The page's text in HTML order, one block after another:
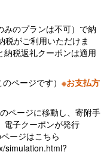
のプランは不可）で納
税がご利用いただけま
税返礼クーポンは適用
ページです） ※お支払方
ページに移動し、寄附手
電子クーポンが発行
ージはこちら
simulation.html?